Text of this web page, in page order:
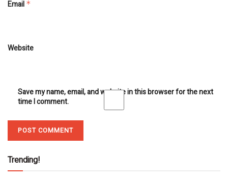
Email *
Website
Save my name, email, and website in this browser for the next
time I comment.
Trending!